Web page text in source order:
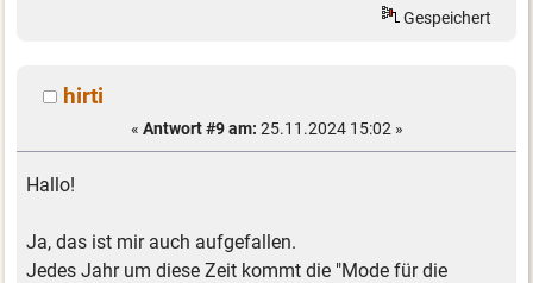
Gespeichert
hirti
« Antwort #9 am: 25.11.2024 15:02 »
Hallo!
Ja, das ist mir auch aufgefallen.
Jedes Jahr um diese Zeit kommt die "Mode für die